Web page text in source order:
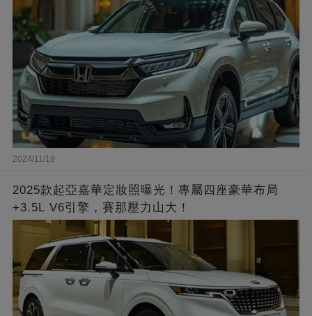
2024/11/18
2025款起亞嘉華定妝照曝光！專屬四座豪華布局
+3.5L V6引擎，賽那壓力山大！